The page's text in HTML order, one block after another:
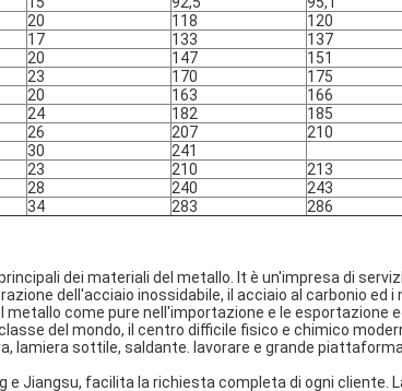
20 118
120
17 133
137
20 147
151
23 170
175
20 163
166
24 182
185
26 207
210
30
241
23 210
213
28 240
243
34 283 286
dei materiali del metallo. lt è un'impresa di
dell'acciaio inossidabile, il acciaio al carbonio ed
come pure nell'importazione e le esportazione
del mondo, il centro difficile fisico e chimico
lamiera sottile, saldante. lavorare e grande piattaforma
e Jiangsu, facilita la richiesta completa di ogni cliente.